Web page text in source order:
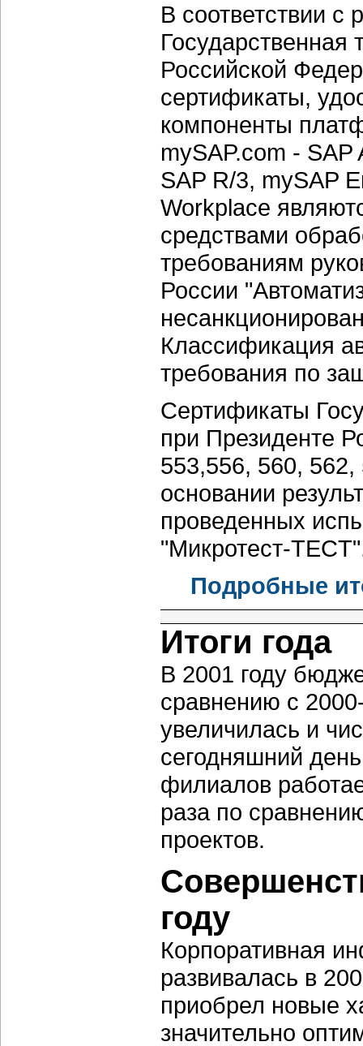
В соответствии с
Государственная
Российской
сертификаты,
компоненты
mySAP.com - SAP
SAP R/3, mySAP
Workplace
средствами
требованиям
России
Классификация
требования по
Сертификаты
при Президенте
553,556, 560,
основании
проведенных
"Микротест-
Подробные
Итоги года
В 2001 году
сравнению с
увеличилась и
сегодняшний
филиалов
раза по
проектов.
году
Корпоративная
развивалась в
приобрел новые
значительно